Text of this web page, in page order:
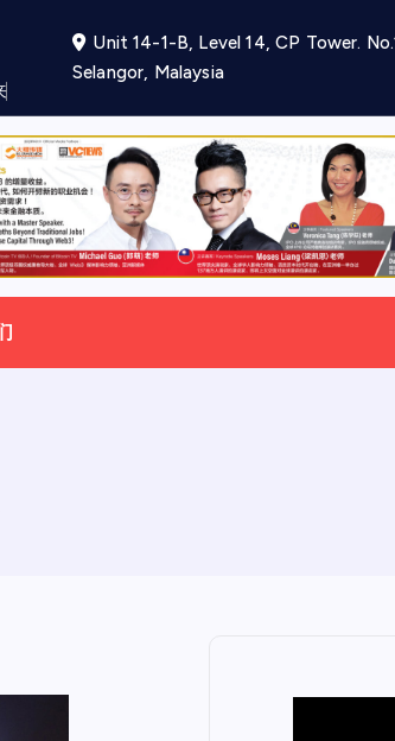
Unit 14-1-B, Level 14, CP Tower.
Selangor, Malaysia